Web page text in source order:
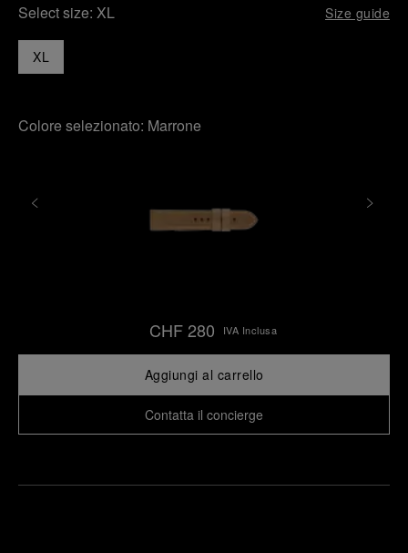
Select size: XL Size guide
XL
Colore selezionato: Marrone
CHF 280 IVA Inclusa
Aggiungi al carrello
Contatta il concierge